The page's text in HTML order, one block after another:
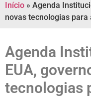
Início » Agenda
novas tecnologias para
Agenda
EUA,
tecnologias